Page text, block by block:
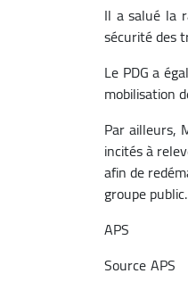
Il a salué la
sécurité des
Le PDG a
mobilisation
Par ailleurs,
incités à
afin de
groupe public.
APS
SourceAPS